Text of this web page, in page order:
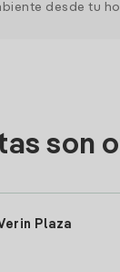
desde tu
son
Plaza